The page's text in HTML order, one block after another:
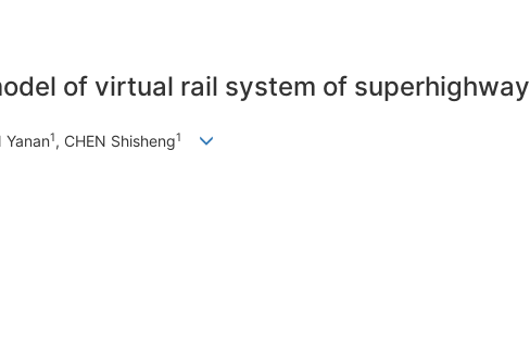
of virtual rail system of superhighway
Yanan1, CHEN Shisheng1